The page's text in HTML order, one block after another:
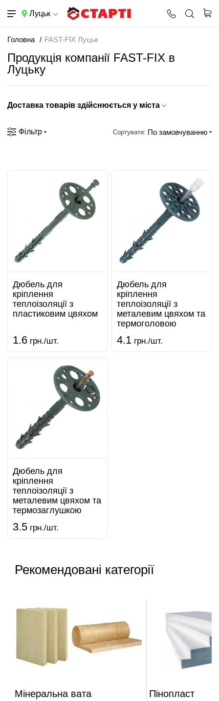
Луцьк
Головна FAST-FIX Луцьк
Продукція компанії FAST-FIX в
Луцьку
Доставка товарів здійснюється у міста
Фільтр Сортувати: По замовчуванню
Дюбель для
кріплення
теплоізоляції з
пластиковим цвяхом
1.6 грн./шт.
Дюбель для
кріплення
теплоізоляції з
металевим цвяхом та
термоголовою
4.1 грн./шт.
Дюбель для
кріплення
теплоізоляції з
металевим цвяхом та
термозаглушкою
3.5 грн./шт.
Рекомендовані категорії
Мінеральна вата
Пінопласт